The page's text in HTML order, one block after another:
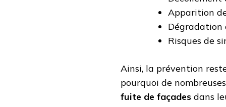
Apparition
Dégradation
Risques de
Ainsi, la prévention
pourquoi de
fuite de façades dans